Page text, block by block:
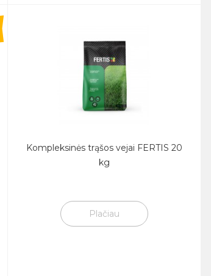
Kompleksinės trąšos vejai FERTIS 20
kg
Plačiau